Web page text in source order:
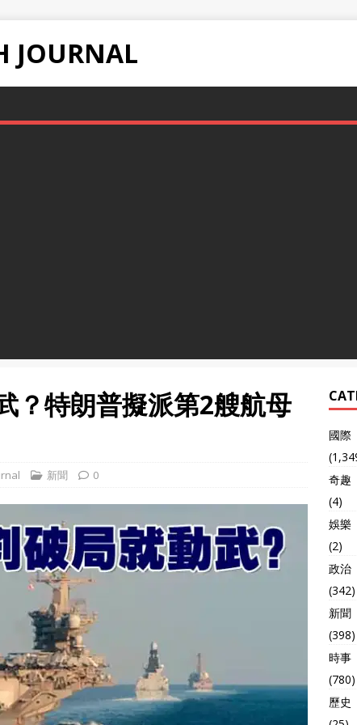
JOURNAL
？特朗普擬派第2艘航母
新聞 0
國際
奇趣
(4)
娛樂
(2)
政治
(342)
新聞
(398)
時事
(780)
歷史